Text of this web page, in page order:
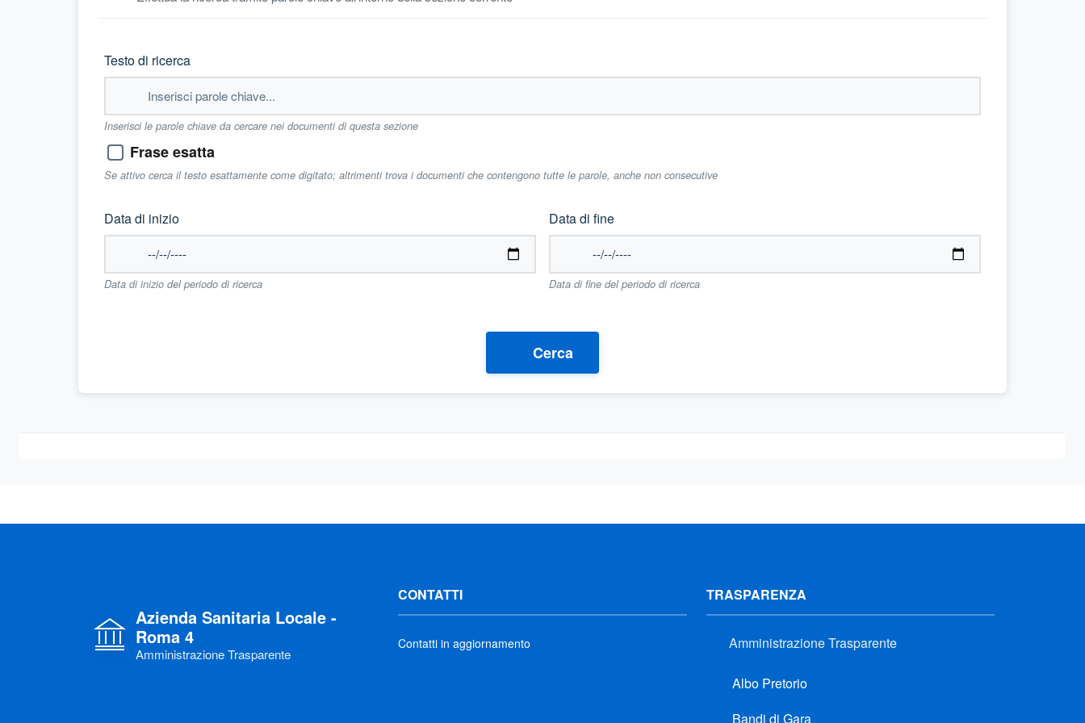
Testo di ricerca
Inserisci le parole chiave da cercare nei documenti di questa sezione
Frase esatta
Se attivo cerca il testo esattamente come digitato; altrimenti trova i documenti che contengono tutte le parole, anche non consecutive
Data di inizio
Data di inizio del periodo di ricerca
Data di fine
Data di fine del periodo di ricerca
Cerca
Azienda Sanitaria Locale -
Roma 4
Amministrazione Trasparente
CONTATTI
Contatti in aggiornamento
TRASPARENZA
Amministrazione Trasparente
Albo Pretorio
Bandi di Gara